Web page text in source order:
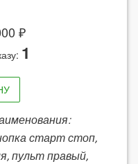
₽
1
старт стоп,
пульт правый,